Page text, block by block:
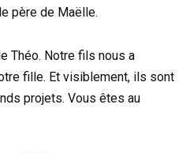
père de Maëlle.
Théo. Notre fils nous a
fille. Et visiblement, ils sont
projets. Vous êtes au